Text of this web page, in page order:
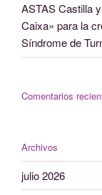
ASTAS Castilla
Caixa» para la
Síndrome de
Comentarios
Archivos
julio 2026